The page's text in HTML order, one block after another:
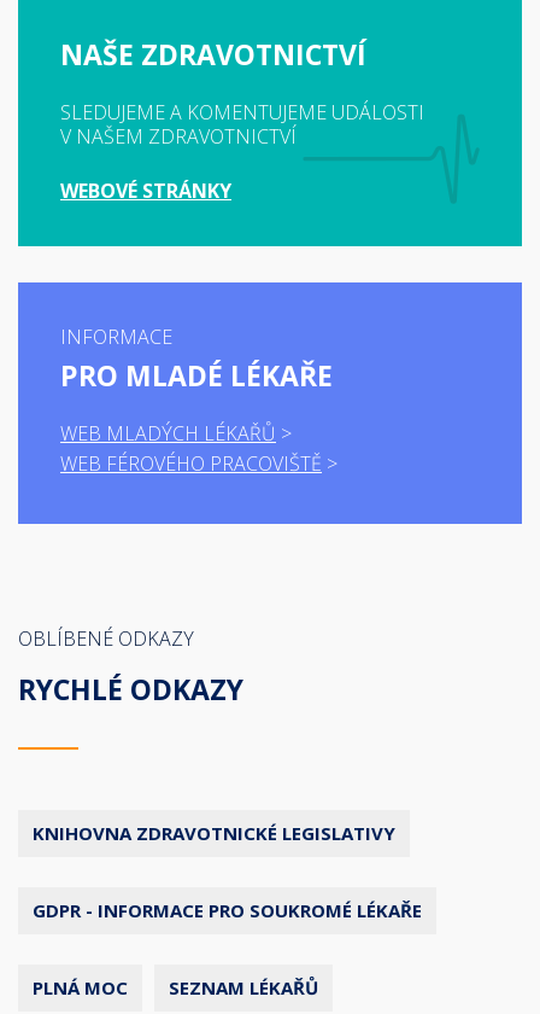
NAŠE ZDRAVOTNICTVÍ
SLEDUJEME A KOMENTUJEME UDÁLOSTI
V NAŠEM ZDRAVOTNICTVÍ
WEBOVÉ STRÁNKY
INFORMACE
PRO MLADÉ LÉKAŘE
WEB MLADÝCH LÉKAŘŮ
WEB FÉROVÉHO PRACOVIŠTĚ
OBLÍBENÉ ODKAZY
RYCHLÉ ODKAZY
KNIHOVNA ZDRAVOTNICKÉ LEGISLATIVY
GDPR - INFORMACE PRO SOUKROMÉ LÉKAŘE
PLNÁ MOC SEZNAM LÉKAŘŮ